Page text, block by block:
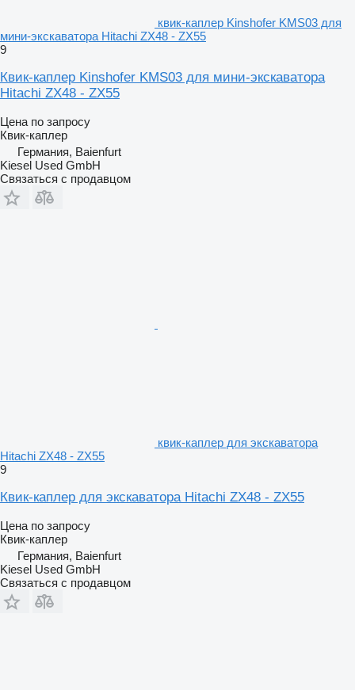
квик-каплер Kinshofer KMS03 для
мини-экскаватора Hitachi ZX48 - ZX55
9
Квик-каплер Kinshofer KMS03 для мини-экскаватора
Hitachi ZX48 - ZX55
Цена по запросу
Квик-каплер
Германия, Baienfurt
Kiesel Used GmbH
Связаться с продавцом
квик-каплер для экскаватора
Hitachi ZX48 - ZX55
9
Квик-каплер для экскаватора Hitachi ZX48 - ZX55
Цена по запросу
Квик-каплер
Германия, Baienfurt
Kiesel Used GmbH
Связаться с продавцом